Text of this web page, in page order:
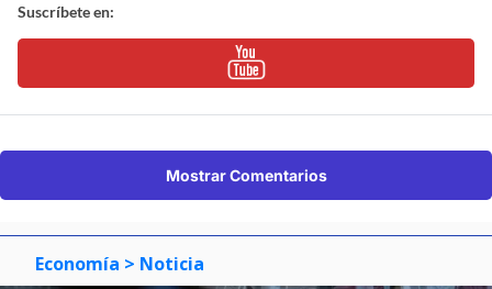
Suscríbete en:
Mostrar Comentarios
Economía > Noticia